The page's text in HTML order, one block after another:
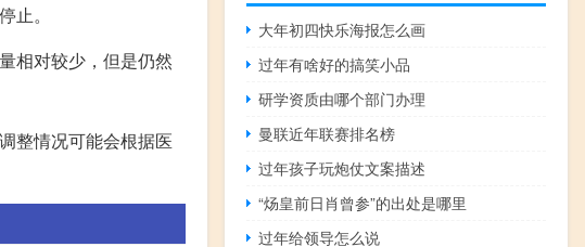
止。
相对较少，但是仍然
整情况可能会根据医
大年初四快乐海报怎么画
过年有啥好的搞笑小品
研学资质由哪个部门办理
曼联近年联赛排名榜
过年孩子玩炮仗文案描述
“炀皇前日肖曾参”的出处是哪里
过年给领导怎么说